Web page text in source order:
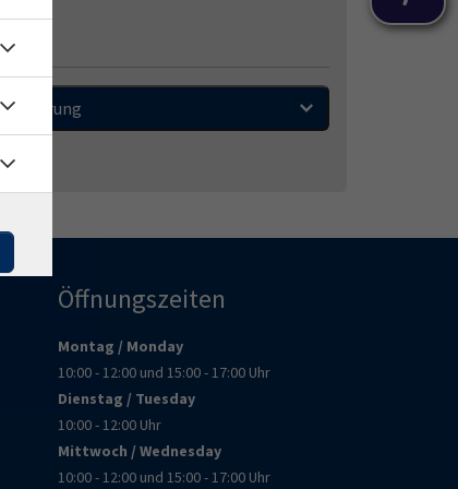
Sortierung
Öffnungszeiten
Montag / Monday
10:00 - 12:00 und 15:00 - 17:00 Uhr
Dienstag / Tuesday
10:00 - 12:00 Uhr
Mittwoch / Wednesday
10:00 - 12:00 und 15:00 - 17:00 Uhr